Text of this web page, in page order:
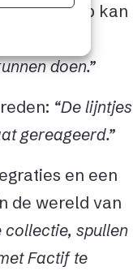
webshop kan
doen.”
“De lijntjes
gereageerd.”
en een
de wereld van
collectie, spullen
Factif te